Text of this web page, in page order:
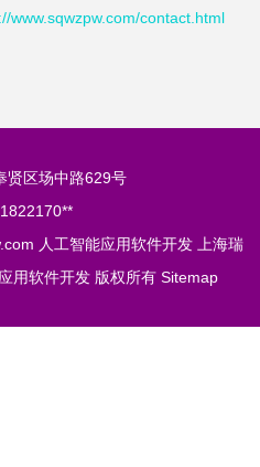
www.sqwzpw.com/contact.html
贤区场中路629号
人工智能应用软件开发
上海瑞
用软件开发 版权所有 Sitemap